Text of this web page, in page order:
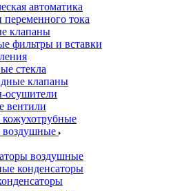
автоматика
тока
клапаны
фильтры и вставки
стекла
клапаны
осушители
вентили
воздушные
воздушные
конденсаторы